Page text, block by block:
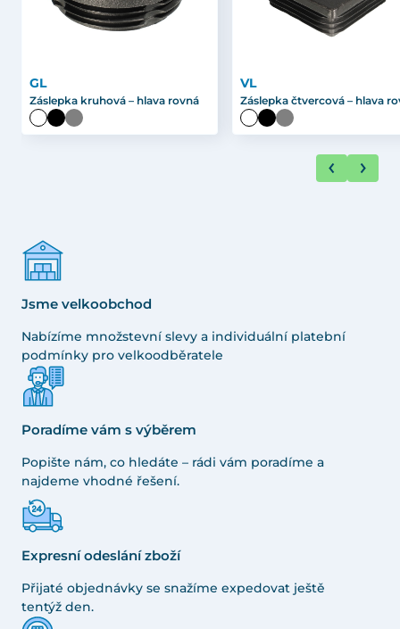
GL
Záslepka kruhová – hlava rovná
VL
Záslepka čtvercová – hlava
Jsme velkoobchod
Nabízíme množstevní slevy a individuální platební
podmínky pro velkoodběratele
Poradíme vám s výběrem
Popište nám, co hledáte – rádi vám poradíme a
najdeme vhodné řešení.
Expresní odeslání zboží
Přijaté objednávky se snažíme expedovat ještě
tentýž den.